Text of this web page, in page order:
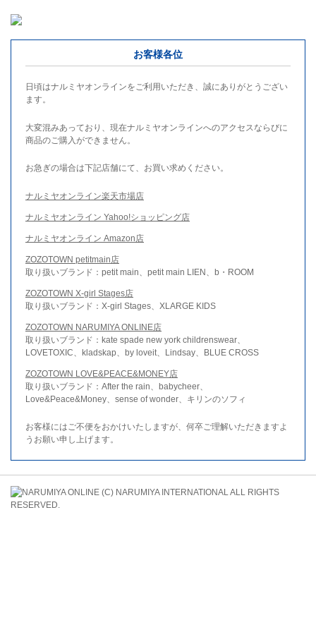
お客様各位
日頃はナルミヤオンラインをご利用いただき、誠にありがとうござい
ます。
大変混みあっており、現在ナルミヤオンラインへのアクセスならびに
商品のご購入ができません。
お急ぎの場合は下記店舗にて、お買い求めください。
ナルミヤオンライン楽天市場店
ナルミヤオンライン Yahoo!ショッピング店
ナルミヤオンライン Amazon店
ZOZOTOWN petitmain店
取り扱いブランド：petit main、petit main LIEN、b・ROOM
ZOZOTOWN X-girl Stages店
取り扱いブランド：X-girl Stages、XLARGE KIDS
ZOZOTOWN NARUMIYA ONLINE店
取り扱いブランド：kate spade new york childrenswear、
LOVETOXIC、kladskap、by loveit、Lindsay、BLUE CROSS
ZOZOTOWN LOVE&PEACE&MONEY店
取り扱いブランド：After the rain、babycheer、
Love&Peace&Money、sense of wonder、キリンのソフィ
お客様にはご不便をおかけいたしますが、何卒ご理解いただきますよ
うお願い申し上げます。